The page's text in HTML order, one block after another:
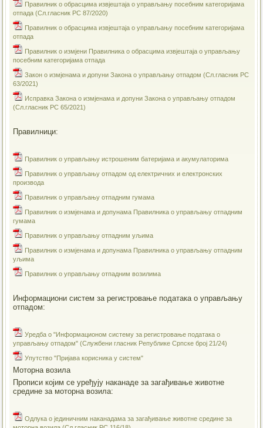
Правилник о обрасцима извјештаја о управљању посебним категоријама
отпада (Сл.гласник РС 87/2020)
Правилник о обрасцима извјештаја о управљању посебним категоријама
отпада
Правилник о измјени Правилника о обрасцима извјештаја о управљању
посебним категоријама отпада
Закон о измјенама и допуни Закона о управљању отпадом (Сл.гласник РС
63/2021)
Исправка Закона о измјенама и допуни Закона о управљању отпадом
(Сл.гласник РС 65/2021)
Правилници:
Правилник о управљању истрошеним батеријама и акумулаторима
Правилник о управљању отпадом од електричних и електронских
производа
Правилник о управљању отпадним гумама
Правилник о измјенама и допунама Правилника о управљању отпадним
гумама
Правилник о управљању отпадним уљима
Правилник о измјенама и допунама Правилника о управљању отпадним
уљима
Правилник о управљању отпадним возилима
Информациони систем за регистровање података о управљању
отпадом:
Уредба о "Информационом систему за регистровање података о
управљању отпадом" (Службени гласник Републике Српске број 21/24)
Упутство "Пријава корисника у систем"
Моторна возила
Прописи којим се уређују наканаде за загађивање животне
средине за моторна возила:
Одлука о јединичним наканадама за загађивање животне средине за